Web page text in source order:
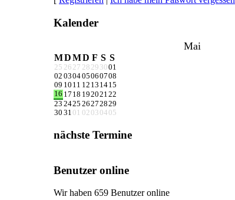
Kalender
Mai
MDMD F S S
25 26 27 28 29 3001
02 030405060708
09 10 11 12 13 1415
16 17 18 19202122
23 2425 26272829
30 31 01 02 03 04 05
nächste Termine
Benutzer online
Wir haben 659 Benutzer online